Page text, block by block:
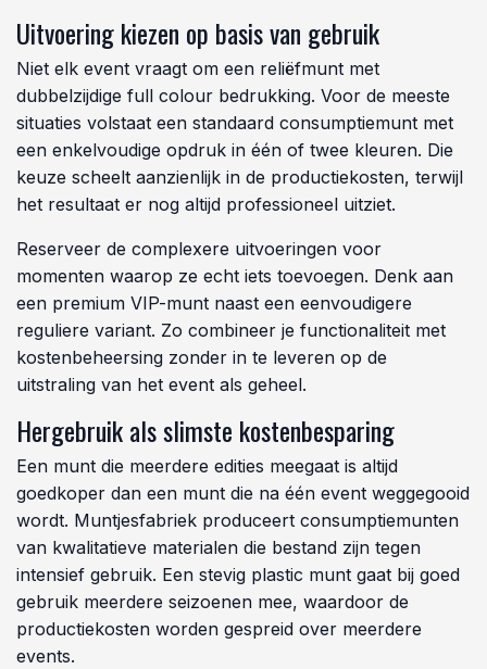
Uitvoering kiezen op basis van gebruik
Niet elk event vraagt om een reliëfmunt met
dubbelzijdige full colour bedrukking. Voor de meeste
situaties volstaat een standaard consumptiemunt met
een enkelvoudige opdruk in één of twee kleuren. Die
keuze scheelt aanzienlijk in de productiekosten, terwijl
het resultaat er nog altijd professioneel uitziet.
Reserveer de complexere uitvoeringen voor
momenten waarop ze echt iets toevoegen. Denk aan
een premium VIP-munt naast een eenvoudigere
reguliere variant. Zo combineer je functionaliteit met
kostenbeheersing zonder in te leveren op de
uitstraling van het event als geheel.
Hergebruik als slimste kostenbesparing
Een munt die meerdere edities meegaat is altijd
goedkoper dan een munt die na één event weggegooid
wordt. Muntjesfabriek produceert consumptiemunten
van kwalitatieve materialen die bestand zijn tegen
intensief gebruik. Een stevig plastic munt gaat bij goed
gebruik meerdere seizoenen mee, waardoor de
productiekosten worden gespreid over meerdere
events.